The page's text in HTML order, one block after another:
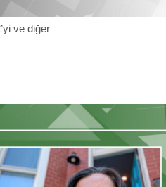
ve diğer